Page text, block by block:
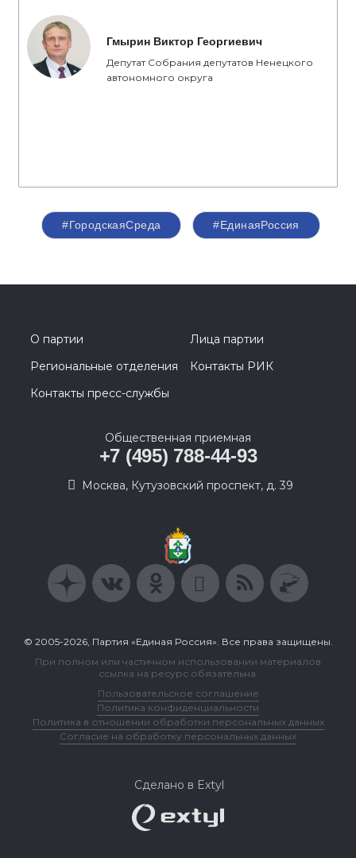
Гмырин Виктор Георгиевич
Депутат Собрания депутатов Ненецкого
автономного округа
#ГородскаяСреда #ЕдинаяРоссия
О партии
Лица партии
Региональные отделения
Контакты РИК
Контакты пресс-службы
Общественная приемная
+7 (495) 788-44-93
Москва, Кутузовский проспект, д. 39
© 2005-2026, Партия «Единая Россия». Все права защищены.
При полном или частичном использовании материалов
ссылка на ресурс обязательна.
Пользовательское соглашение
Политика конфиденциальности
Политика в отношении обработки персональных данных
Согласие на обработку персональных данных
Сделано в Extyl